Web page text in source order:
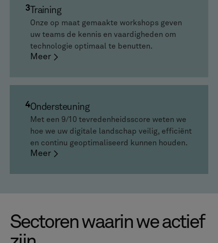
3 Training
Onze op maat gemaakte workshops geven
uw teams de kennis en vaardigheden om
technologie optimaal te benutten.
Meer
4Ondersteuning
Met een 9/10 tevredenheidsscore weten we
hoe we uw digitale landschap veilig, efficiënt
en continu geoptimaliseerd kunnen houden.
Meer
Sectoren waarin we actief